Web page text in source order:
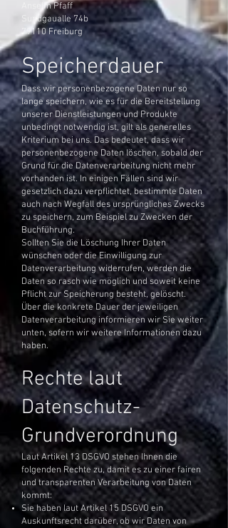
Anselm Pfaff
Sundgaualle 74b
79110 Freiburg
Speicherdauer
Dass wir personenbezogene Daten nur so
lange speichern, wie es für die Bereitstellung
unserer Dienstleistungen und Produkte
unbedingt notwendig ist, gilt als generelles
Kriterium bei uns. Das bedeutet, dass wir
personenbezogene Daten löschen, sobald der
Grund für die Datenverarbeitung nicht mehr
vorhanden ist. In einigen Fällen sind wir
gesetzlich dazu verpflichtet, bestimmte Daten
auch nach Wegfall des ursprüngliches Zwecks
zu speichern, zum Beispiel zu Zwecken der
Buchführung.
Sollten Sie die Löschung Ihrer Daten
wünschen oder die Einwilligung zur
Datenverarbeitung widerrufen, werden die
Daten so rasch wie möglich und soweit keine
Pflicht zur Speicherung besteht, gelöscht.
Über die konkrete Dauer der jeweiligen
Datenverarbeitung informieren wir Sie weiter
unten, sofern wir weitere Informationen dazu
haben.
Rechte laut
Datenschutz-
Grundverordnung
Laut Artikel 13 DSGVO stehen Ihnen die
folgenden Rechte zu, damit es zu einer fairen
und transparenten Verarbeitung von Daten
kommt:
Sie haben laut Artikel 15 DSGVO ein
Auskunftsrecht darüber, ob wir Daten von